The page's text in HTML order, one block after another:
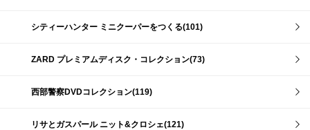
シティーハンター ミニクーパーをつくる(101)
ZARD プレミアムディスク・コレクション(73)
西部警察DVDコレクション(119)
リサとガスパール ニット&クロシェ(121)